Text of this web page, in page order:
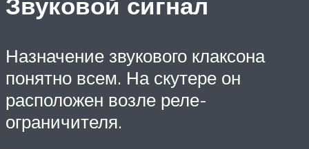
Назначение звукового клаксона
понятно всем. На скутере он
расположен возле реле-
ограничителя.